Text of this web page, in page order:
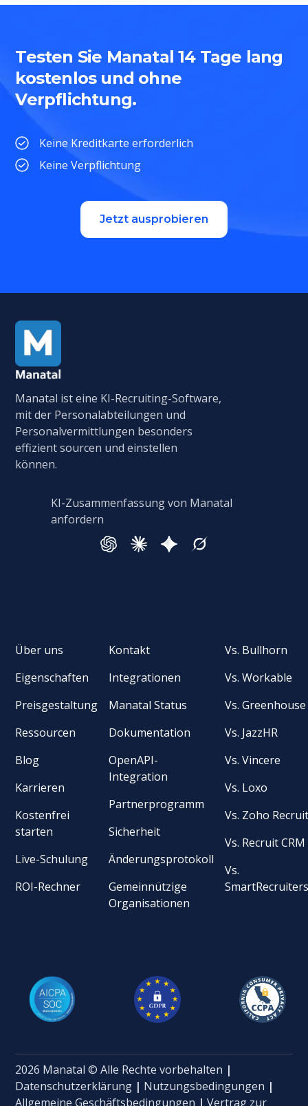
Testen Sie Manatal 14 Tage lang
kostenlos und ohne
Verpflichtung.
Keine Kreditkarte erforderlich
Keine Verpflichtung
Jetzt ausprobieren
Manatal ist eine KI-Recruiting-Software,
mit der Personalabteilungen und
Personalvermittlungen besonders
effizient sourcen und einstellen
können.
KI-Zusammenfassung von Manatal
anfordern
Über uns
Eigenschaften
Preisgestaltung
Ressourcen
Blog
Karrieren
Kostenfrei
starten
Live-Schulung
ROI-Rechner
Kontakt
Integrationen
Manatal Status
Dokumentation
OpenAPI-
Integration
Partnerprogramm
Sicherheit
Änderungsprotokoll
Gemeinnützige
Organisationen
Vs. Bullhorn
Vs. Workable
Vs. Greenhouse
Vs. JazzHR
Vs. Vincere
Vs. Loxo
Vs. Zoho
Vs. Recruit CRM
Vs.
2026 Manatal © Alle Rechte vorbehalten |
Datenschutzerklärung | Nutzungsbedingungen |
Allgemeine Geschäftsbedingungen | Vertrag zur